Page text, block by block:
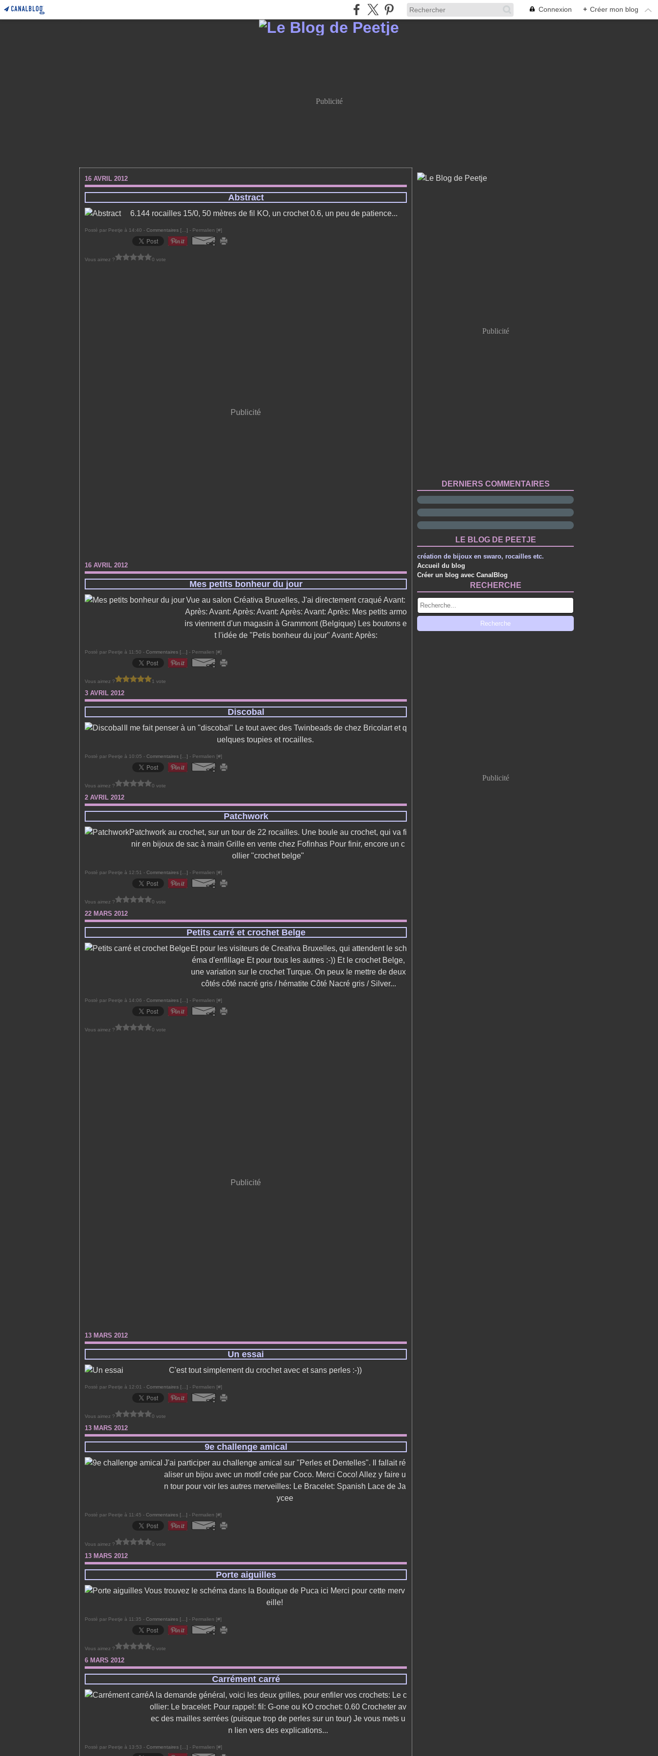
Connexion + Créer mon blog
Publicité
16 AVRIL 2012
Abstract
6.144 rocailles 15/0, 50 mètres de fil KO, un crochet 0.6, un peu de patience...
Posté par Peetje à 14:40 - Commentaires [ ] - Permalien [#]
Vous aimez ? 0 vote
Publicité
16 AVRIL 2012
Mes petits bonheur du jour
Vue au salon Créativa Bruxelles, J'ai directement craqué Avant:
Après: Avant: Après: Avant: Après: Avant: Après: Mes petits armo
irs viennent d'un magasin à Grammont (Belgique) Les boutons e
t l'idée de "Petis bonheur du jour" Avant: Après:
Posté par Peetje à 11:50 - Commentaires [ ] - Permalien [#]
Vous aimez ? 1 vote
3 AVRIL 2012
Discobal
Il me fait penser à un "discobal" Le tout avec des Twinbeads de chez Bricolart et q
uelques toupies et rocailles.
Posté par Peetje à 10:05 - Commentaires [ ] - Permalien [#]
Vous aimez ? 0 vote
2 AVRIL 2012
Patchwork
Patchwork au crochet, sur un tour de 22 rocailles. Une boule au crochet, qui va fi
nir en bijoux de sac à main Grille en vente chez Fofinhas Pour finir, encore un c
ollier "crochet belge"
Posté par Peetje à 12:51 - Commentaires [ ] - Permalien [#]
Vous aimez ? 0 vote
22 MARS 2012
Petits carré et crochet Belge
Et pour les visiteurs de Creativa Bruxelles, qui attendent le sch
éma d'enfillage Et pour tous les autres :-)) Et le crochet Belge,
une variation sur le crochet Turque. On peux le mettre de deux
côtés côté nacré gris / hématite Côté Nacré gris / Silver...
Posté par Peetje à 14:06 - Commentaires [ ] - Permalien [#]
Vous aimez ? 0 vote
Publicité
13 MARS 2012
Un essai
C'est tout simplement du crochet avec et sans perles :-))
Posté par Peetje à 12:01 - Commentaires [ ] - Permalien [#]
Vous aimez ? 0 vote
13 MARS 2012
9e challenge amical
J'ai participer au challenge amical sur "Perles et Dentelles". Il fallait ré
aliser un bijou avec un motif crée par Coco. Merci Coco! Allez y faire u
n tour pour voir les autres merveilles: Le Bracelet: Spanish Lace de Ja
ycee
Posté par Peetje à 11:45 - Commentaires [ ] - Permalien [#]
Vous aimez ? 0 vote
13 MARS 2012
Porte aiguilles
Vous trouvez le schéma dans la Boutique de Puca ici Merci pour cette merv
eille!
Posté par Peetje à 11:35 - Commentaires [ ] - Permalien [#]
Vous aimez ? 0 vote
6 MARS 2012
Carrément carré
A la demande général, voici les deux grilles, pour enfiler vos crochets: Le c
ollier: Le bracelet: Pour rappel: fil: G-one ou KO crochet: 0.60 Crocheter av
ec des mailles serrées (puisque trop de perles sur un tour) Je vous mets u
n lien vers des explications...
Posté par Peetje à 13:53 - Commentaires [ ] - Permalien [#]
Publicité
DERNIERS COMMENTAIRES
LE BLOG DE PEETJE
création de bijoux en swaro, rocailles etc.
Accueil du blog
Créer un blog avec CanalBlog
RECHERCHE
Publicité